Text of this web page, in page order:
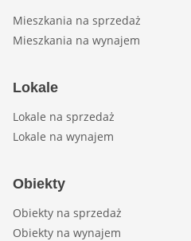
Mieszkania na sprzedaż
Mieszkania na wynajem
Lokale
Lokale na sprzedaż
Lokale na wynajem
Obiekty
Obiekty na sprzedaż
Obiekty na wynajem